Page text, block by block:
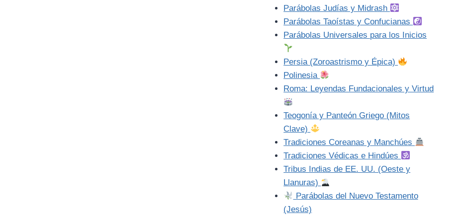
Parábolas Judías y Midrash
Parábolas Taoístas y Confucianas
Parábolas Universales para los Inicios
Persia (Zoroastrismo y Épica)
Polinesia
Roma: Leyendas Fundacionales y Virtud
Teogonía y Panteón Griego (Mitos
Clave)
Tradiciones Coreanas y Manchúes
Tradiciones Védicas e Hindúes
Tribus Indias de EE. UU. (Oeste y
Llanuras)
Parábolas del Nuevo Testamento
(Jesús)